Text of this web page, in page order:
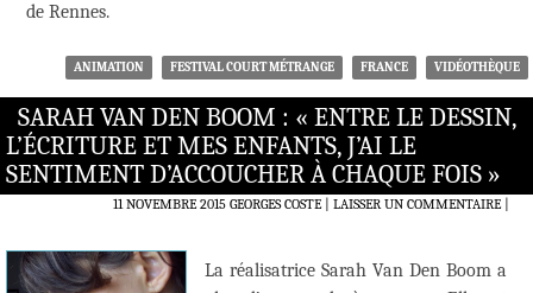
de Rennes.
ANIMATION FESTIVAL COURT MÉTRANGE FRANCE VIDÉOTHÈQUE
SARAH VAN DEN BOOM : « ENTRE LE DESSIN,
L’ÉCRITURE ET MES ENFANTS, J’AI LE
SENTIMENT D’ACCOUCHER À CHAQUE FOIS »
11 NOVEMBRE 2015 GEORGES COSTE LAISSER UN COMMENTAIRE|
La réalisatrice Sarah Van Den Boom a